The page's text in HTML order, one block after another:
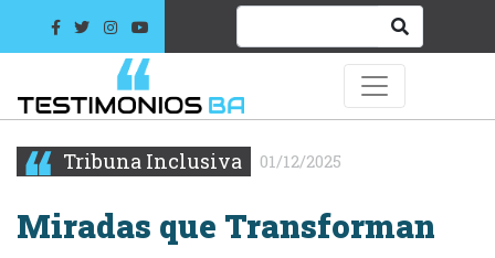
Tribuna Inclusiva 01/12/2025
Miradas que Transforman